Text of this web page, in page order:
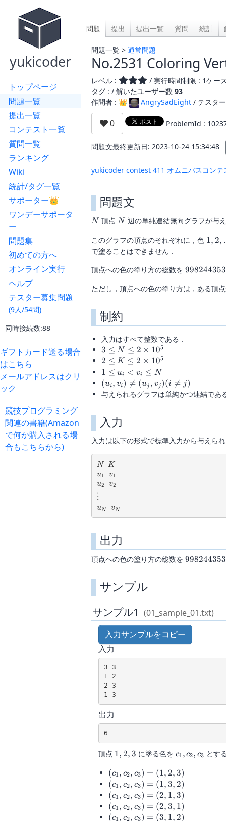
yukicoder
トップページ
問題一覧
提出一覧
コンテスト一覧
質問一覧
ランキング
Wiki
統計/タグ一覧
サポーター👑
ワンデーサポータ
ー
問題集
初めての方へ
オンライン実行
ヘルプ
テスター募集問題
(9人/54問)
同時接続数:88
ギフトカード送る場合
はこちら
メールアドレスはクリ
ック
競技プログラミング
関連の書籍(Amazon
で何か購入される場
合もこちらから)
問題 提出 提出一覧 質問 統計
問題一覧 > 通常問題
No.2531 Coloring
レベル :
/ 実行時間制限 : 1ケー
タグ : / 解いたユーザー数 93
作問者 : 👑
AngrySadEight / テスタ
ProblemId :
問題文最終更新日: 2023-10-24 15:34:48
yukicoder contest 411 オムニバスコンテ
問題文
N
N 頂点 N
N 辺の単純連結無向グラフが与
このグラフの頂点のそれぞれに，色 1, 2,
1, 2,
で塗ることはできません．
頂点への色の塗り方の総数を 998244353
998244353
ただし，頂点への色の塗り方は，ある頂
制約
入力はすべて整数である．
3 \leq
N \leq
2
\times
10^5
3 ≤ N ≤ 2 × 105
2 \leq
K \leq
2
\times
10^5
2 ≤ K ≤ 2 × 105
1
\leq
u_i
\leq
N
1 ≤ ui < vi ≤ N
(u_i,
v_i)
v_j)
(i
\neq
j)
(ui, vi) 
= (uj , vj )(i 
= j)
与えられるグラフは単純かつ連結であ
入力
入力は以下の形式で標準入力から与えら
N
N K
K
u_1
u1 v_1
v1
u_2
u2 v_2
v2
\vdots
⋮
u_N
uN v_N
vN
出力
頂点への色の塗り方の総数を 998244353
998244353
サンプル
サンプル1
(01_sample_01.txt)
入力サンプルをコピー
入力
3 3
1 2
2 3
1 3
出力
6
頂点 1,
3
1, 2, 3 に塗る色を c_1,
c_3
c1 , c2, c3 とす
(c_1,
c_2,
c_3)
= (1,
2, 3)
(c1 , c2, c3) = (1, 2, 3)
(c_1,
c_2,
c_3)
= (1,
(c1 , c2, c3) = (1, 3, 2)
(c_1,
c_2,
c_3)
(c1 , c2, c3) = (2, 1, 3)
(c_1,
c_2,
(c1 , c2, c3) = (2, 3, 1)
(c_1,
(c1 , c2, c3) = (3, 1, 2)